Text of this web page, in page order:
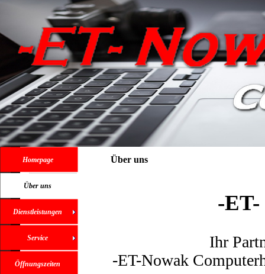
Homepage
Über uns
Dienstleistungen
Service
Öffnungszeiten
Über uns
-ET-
Ihr
-ET-Nowak